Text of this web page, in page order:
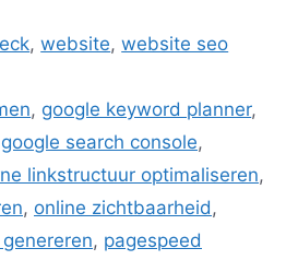
,website,website seo
, google keyword planner,
google search console,
linkstructuur optimaliseren,
, online zichtbaarheid ,
, pagespeed